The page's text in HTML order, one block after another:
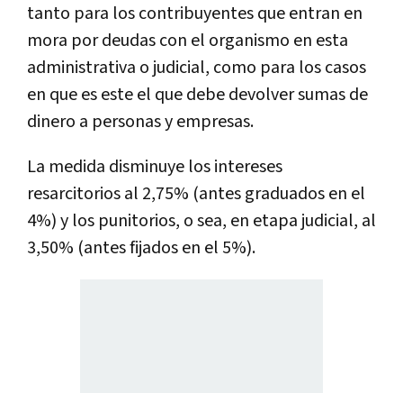
tanto para los contribuyentes que entran en
mora por deudas con el organismo en esta
administrativa o judicial, como para los casos
en que es este el que debe devolver sumas de
dinero a personas y empresas.
La medida disminuye los intereses
resarcitorios al 2,75% (antes graduados en el
4%) y los punitorios, o sea, en etapa judicial, al
3,50% (antes fijados en el 5%).